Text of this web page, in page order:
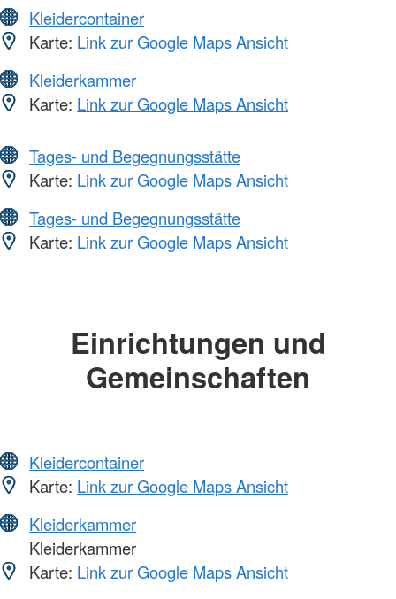
Kleidercontainer
Karte: Link zur Google Maps Ansicht
Kleiderkammer
Karte: Link zur Google Maps Ansicht
Tages- und Begegnungsstätte
Karte: Link zur Google Maps Ansicht
Tages- und Begegnungsstätte
Karte: Link zur Google Maps Ansicht
Einrichtungen und
Gemeinschaften
Kleidercontainer
Karte: Link zur Google Maps Ansicht
Kleiderkammer
Kleiderkammer
Karte: Link zur Google Maps Ansicht